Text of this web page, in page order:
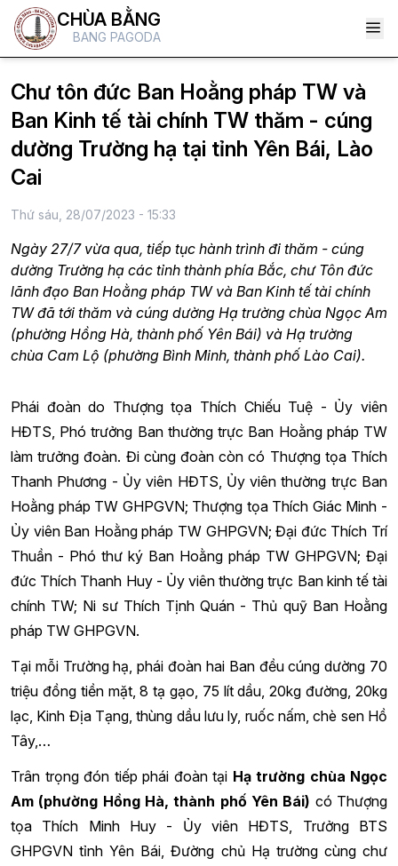
CHÙA BẰNG
BANG PAGODA
Chư tôn đức Ban Hoằng pháp TW và
Ban Kinh tế tài chính TW thăm - cúng
dường Trường hạ tại tỉnh Yên Bái, Lào
Cai
Thứ sáu, 28/07/2023 - 15:33
Ngày 27/7 vừa qua, tiếp tục hành trình đi thăm - cúng
dường Trường hạ các tỉnh thành phía Bắc, chư Tôn đức
lãnh đạo Ban Hoằng pháp TW và Ban Kinh tế tài chính
TW đã tới thăm và cúng dường Hạ trường chùa Ngọc Am
(phường Hồng Hà, thành phố Yên Bái) và Hạ trường
chùa Cam Lộ (phường Bình Minh, thành phố Lào Cai).
Phái đoàn do Thượng tọa Thích Chiếu Tuệ - Ủy viên
HĐTS, Phó trưởng Ban thường trực Ban Hoằng pháp TW
làm trưởng đoàn. Đi cùng đoàn còn có Thượng tọa Thích
Thanh Phương - Ủy viên HĐTS, Ủy viên thường trực Ban
Hoằng pháp TW GHPGVN; Thượng tọa Thích Giác Minh -
Ủy viên Ban Hoằng pháp TW GHPGVN; Đại đức Thích Trí
Thuần - Phó thư ký Ban Hoằng pháp TW GHPGVN; Đại
đức Thích Thanh Huy - Ủy viên thường trực Ban kinh tế tài
chính TW; Ni sư Thích Tịnh Quán - Thủ quỹ Ban Hoằng
pháp TW GHPGVN.
Tại mỗi Trường hạ, phái đoàn hai Ban đều cúng dường 70
triệu đồng tiền mặt, 8 tạ gạo, 75 lít dầu, 20kg đường, 20kg
lạc, Kinh Địa Tạng, thùng dầu lưu ly, ruốc nấm, chè sen Hồ
Tây,…
Trân trọng đón tiếp phái đoàn tại Hạ trường chùa Ngọc
Am (phường Hồng Hà, thành phố Yên Bái) có Thượng
tọa Thích Minh Huy - Ủy viên HĐTS, Trưởng BTS
GHPGVN tỉnh Yên Bái, Đường chủ Hạ trường cùng chư